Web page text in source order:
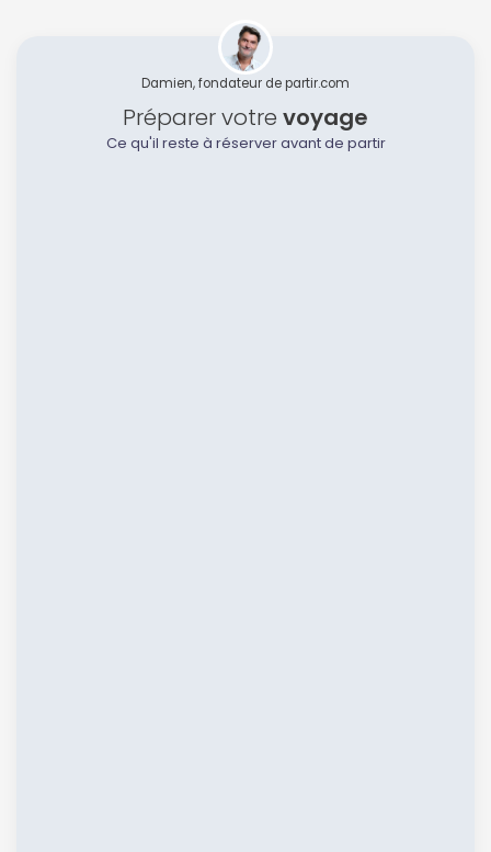
Damien, fondateur de partir.com
Préparer votre voyage
Ce qu'il reste à réserver avant de partir